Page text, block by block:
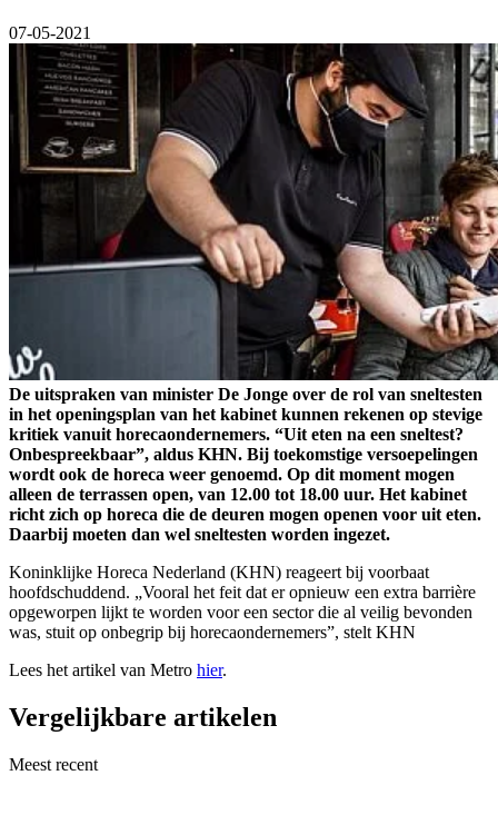
07-05-2021
De uitspraken van minister De Jonge over de rol van sneltesten
in het openingsplan van het kabinet kunnen rekenen op stevige
kritiek vanuit horecaondernemers. “Uit eten na een sneltest?
Onbespreekbaar”, aldus KHN. Bij toekomstige versoepelingen
wordt ook de horeca weer genoemd. Op dit moment mogen
alleen de terrassen open, van 12.00 tot 18.00 uur. Het kabinet
richt zich op horeca die de deuren mogen openen voor uit eten.
Daarbij moeten dan wel sneltesten worden ingezet.
Koninklijke Horeca Nederland (KHN) reageert bij voorbaat
hoofdschuddend. „Vooral het feit dat er opnieuw een extra barrière
opgeworpen lijkt te worden voor een sector die al veilig bevonden
was, stuit op onbegrip bij horecaondernemers”, stelt KHN
Lees het artikel van Metro hier.
Vergelijkbare artikelen
Meest recent